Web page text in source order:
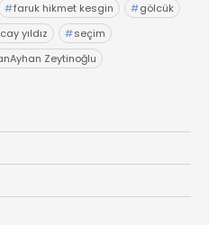
#faruk hikmet kesgin #gölcük
yıldız #seçim
Zeytinoğlu